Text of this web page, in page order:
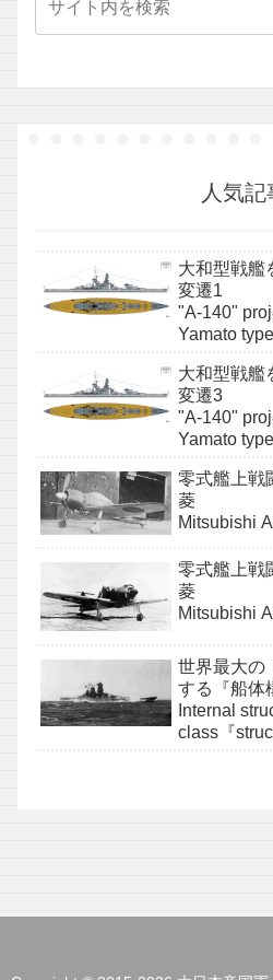
人気記
大和型戦艦
変遷1
"A-140"
Yamato
大和型戦艦
変遷3
"A-140"
Yamato
零式艦上戦
菱
Mitsubishi
零式艦上戦
菱
Mitsubishi
世界最大の
する『船体
Internal
class『